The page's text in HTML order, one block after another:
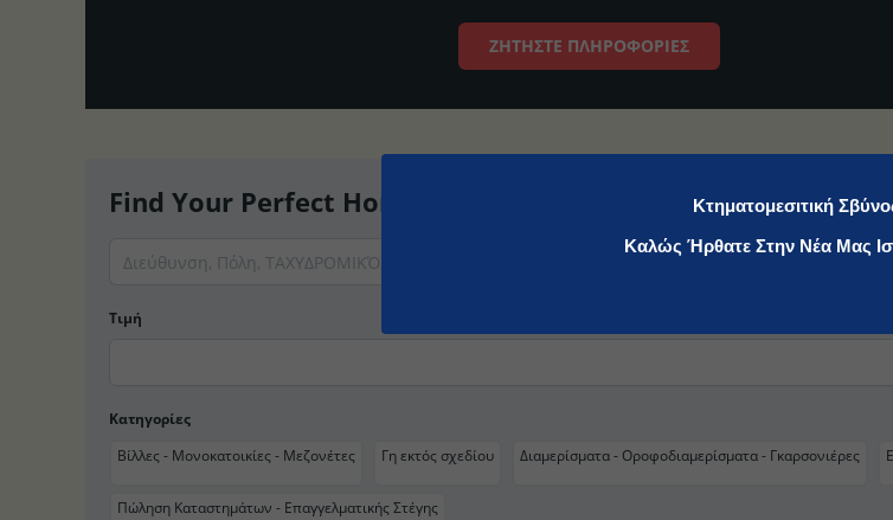
Κτηματομεσιτική
Καλώς Ήρθατε Στην Νέα Μας
ΖΗΤΉΣΤΕ ΠΛΗΡΟΦΟΡΊΕΣ
Find Your Perfect Home
Τιμή
Κατηγορίες
Βίλλες - Μονοκατοικίες - Μεζονέτες
Γη εκτός σχεδίου Διαμερίσματα - Οροφοδιαμερίσματα - Γκαρσονιέρες
Πώληση Καταστημάτων - Επαγγελματικής Στέγης